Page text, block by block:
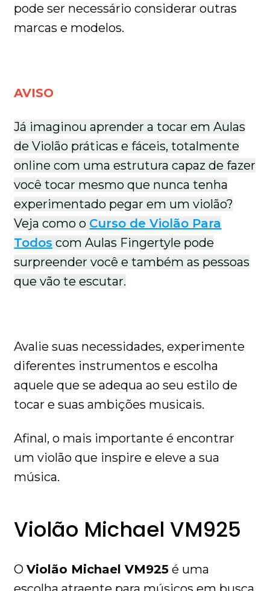
pode ser necessário considerar outras
marcas e modelos.
AVISO
Já imaginou aprender a tocar em Aulas
de Violão práticas e fáceis, totalmente
online com uma estrutura capaz de fazer
você tocar mesmo que nunca tenha
experimentado pegar em um violão?
Veja como o Curso de Violão Para
Todos com Aulas Fingertyle pode
surpreender você e também as pessoas
que vão te escutar.
Avalie suas necessidades, experimente
diferentes instrumentos e escolha
aquele que se adequa ao seu estilo de
tocar e suas ambições musicais.
Afinal, o mais importante é encontrar
um violão que inspire e eleve a sua
música.
Violão Michael VM925
OViolão Michael VM925 é uma